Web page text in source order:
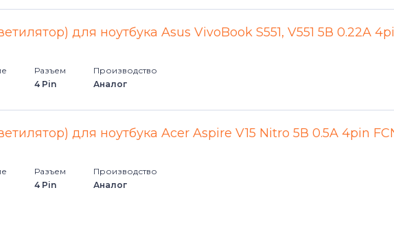
для ноутбука Asus VivoBook S551, V551 5В 0.22A
Разъем
4 Pin
Производство
Аналог
для ноутбука Acer Aspire V15 Nitro 5В 0.5A 4pin
Разъем
4 Pin
Производство
Аналог